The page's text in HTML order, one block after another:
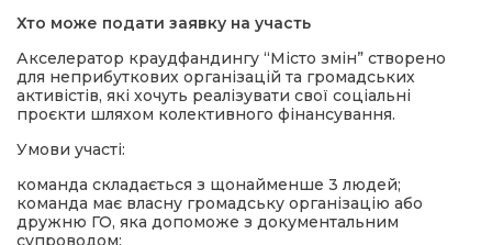
Хто може подати заявку на участь
Акселератор краудфандингу “Місто змін” створено
для неприбуткових організацій та громадських
активістів, які хочуть реалізувати свої соціальні
проєкти шляхом колективного фінансування.
Умови участі:
команда складається з щонайменше 3 людей;
команда має власну громадську організацію або
дружню ГО, яка допоможе з документальним
супроводом;